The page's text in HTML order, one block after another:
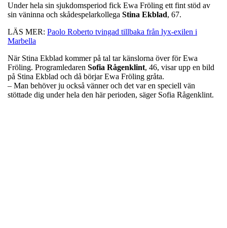
Under hela sin sjukdomsperiod fick Ewa Fröling ett fint stöd av
sin väninna och skådespelarkollega Stina Ekblad, 67.
LÄS MER: Paolo Roberto tvingad tillbaka från lyx-exilen i
Marbella
När Stina Ekblad kommer på tal tar känslorna över för Ewa
Fröling. Programledaren Sofia Rågenklint, 46, visar upp en bild
på Stina Ekblad och då börjar Ewa Fröling gråta.
– Man behöver ju också vänner och det var en speciell vän
stöttade dig under hela den här perioden, säger Sofia Rågenklint.